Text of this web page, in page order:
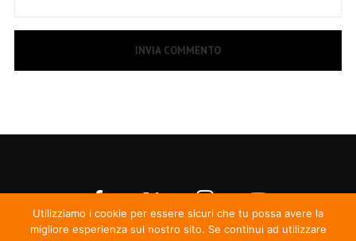
Utilizziamo i cookie per essere sicuri che tu possa avere la
migliore esperienza sul nostro sito. Se continui ad utilizzare